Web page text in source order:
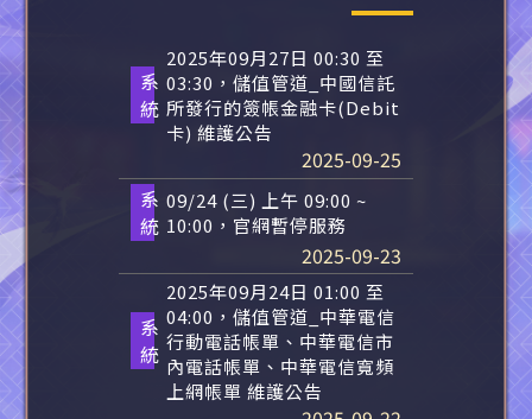
系
統
2025年09月27日 00:30 至
03:30，儲值管道_中國信託
所發行的簽帳金融卡(Debit
卡) 維護公告
2025-09-25
系
統
09/24 (三) 上午 09:00 ~
10:00，官網暫停服務
2025-09-23
系
統
2025年09月24日 01:00 至
04:00，儲值管道_中華電信
行動電話帳單、中華電信市
內電話帳單、中華電信寬頻
上網帳單 維護公告